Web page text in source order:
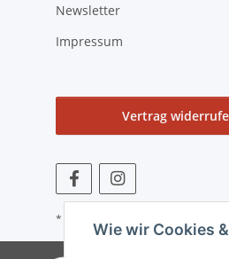
Wie wir Cookies
Newsletter
Impressum
Vertrag
* Alle Preise zzgl. gesetzlicher USt.,